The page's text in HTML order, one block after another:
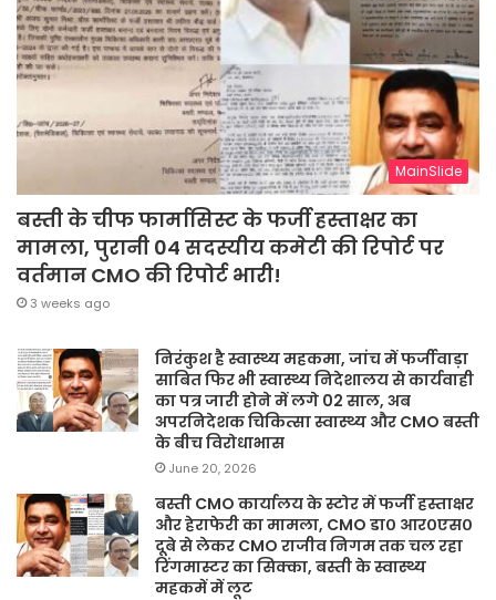
MainSlide
बस्ती के चीफ फार्मासिस्ट के फर्जी हस्ताक्षर का
मामला, पुरानी 04 सदस्यीय कमेटी की रिपोर्ट पर
वर्तमान CMO की रिपोर्ट भारी!
3 weeks ago
निरंकुश है स्वास्थ्य महकमा, जांच में फर्जीवाड़ा
साबित फिर भी स्वास्थ्य निदेशालय से कार्यवाही
का पत्र जारी होने में लगे 02 साल, अब
अपरनिदेशक चिकित्सा स्वास्थ्य और CMO बस्ती
के बीच विरोधाभास
June 20, 2026
बस्ती CMO कार्यालय के स्टोर में फर्जी हस्ताक्षर
और हेराफेरी का मामला, CMO डा० आर०एस०
दूबे से लेकर CMO राजीव निगम तक चल रहा
रिंगमास्टर का सिक्का, बस्ती के स्वास्थ्य
महकमें में लूट